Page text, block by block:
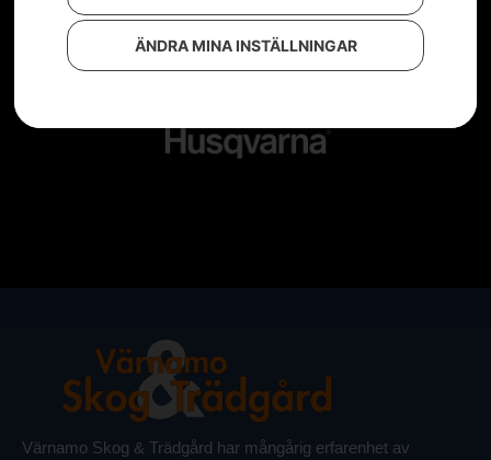
ÄNDRA MINA INSTÄLLNINGAR
Värnamo Skog & Trädgård har mångårig erfarenhet av